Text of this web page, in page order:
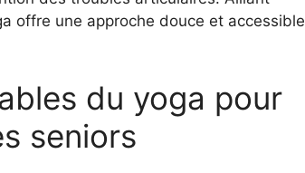
offre une approche douce et accessible
du yoga pour
seniors